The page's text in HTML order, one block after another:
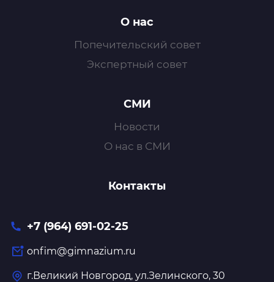
О нас
Попечительский совет
Экспертный совет
СМИ
Новости
О нас в СМИ
Контакты
+7 (964) 691-02-25
onfim@gimnazium.ru
г.Великий Новгород, ул.Зелинского, 30